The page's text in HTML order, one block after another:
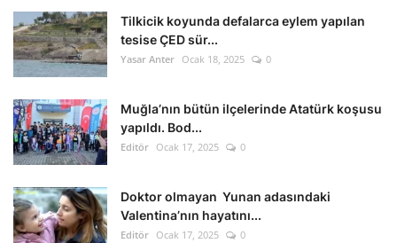
Tilkicik koyunda defalarca eylem yapılan
tesise ÇED sür...
Yasar Anter Ocak 18, 2025 0
Muğla’nın bütün ilçelerinde Atatürk koşusu
yapıldı. Bod...
Editör Ocak 17, 2025 0
Doktor olmayan Yunan adasındaki
Valentina’nın hayatını...
Editör Ocak 17, 2025 0